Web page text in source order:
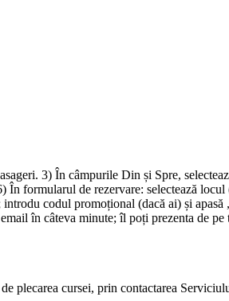
3) În câmpurile Din și Spre,
formularul de rezervare: selectează
codul promoțional (dacă ai) și
în câteva minute; îl poți prezenta de pe
plecarea cursei, prin contactarea